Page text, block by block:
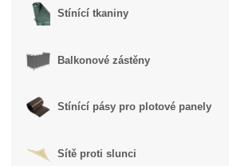
Stínící tkaniny
Balkonové zástěny
Stínící pásy pro plotové panely
Sítě proti slunci